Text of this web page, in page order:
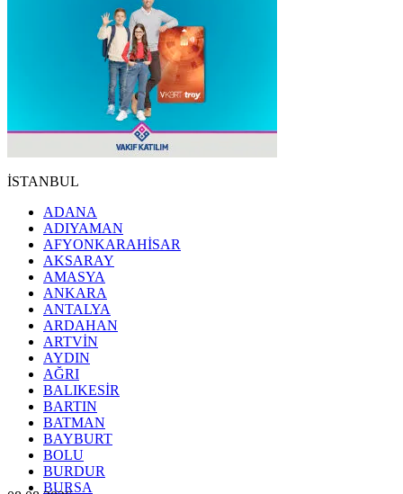
İSTANBUL
ADANA
ADIYAMAN
AFYONKARAHİSAR
AKSARAY
AMASYA
ANKARA
ANTALYA
ARDAHAN
ARTVİN
AYDIN
AĞRI
BALIKESİR
BARTIN
BATMAN
BAYBURT
BOLU
BURDUR
BURSA